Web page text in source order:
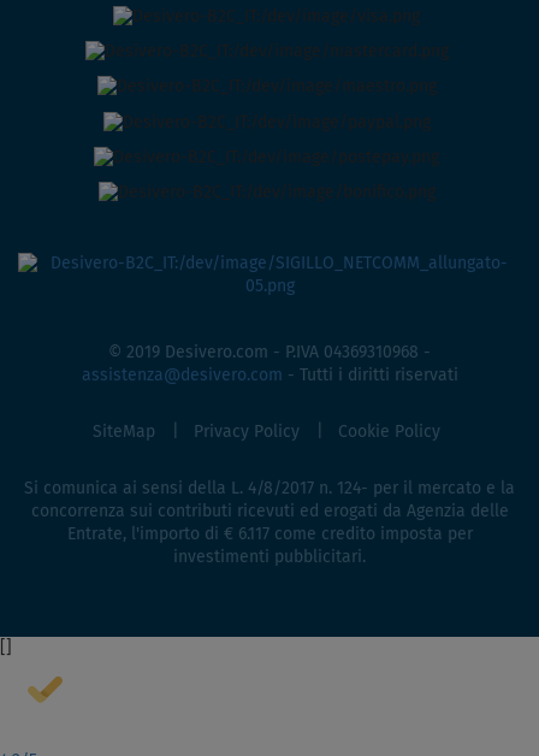
© 2019 Desivero.com - P.IVA 04369310968 -
assistenza@desivero.com - Tutti i diritti riservati
SiteMap Privacy Policy Cookie Policy
Si comunica ai sensi della L. 4/8/2017 n. 124- per il mercato e la
concorrenza sui contributi ricevuti ed erogati da Agenzia delle
Entrate, l'importo di € 6.117 come credito imposta per
investimenti pubblicitari.